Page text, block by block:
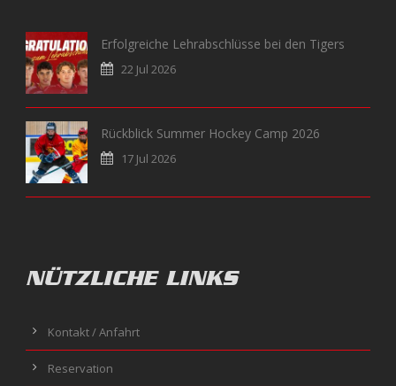
Erfolgreiche Lehrabschlüsse bei den Tigers
22 Jul 2026
Rückblick Summer Hockey Camp 2026
17 Jul 2026
NÜTZLICHE LINKS
Kontakt / Anfahrt
Reservation